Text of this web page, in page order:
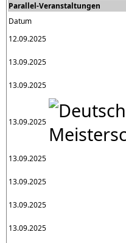
Parallel-Veranstaltungen
Datum
12.09.2025
13.09.2025
13.09.2025
13.09.2025
13.09.2025
13.09.2025
13.09.2025
13.09.2025